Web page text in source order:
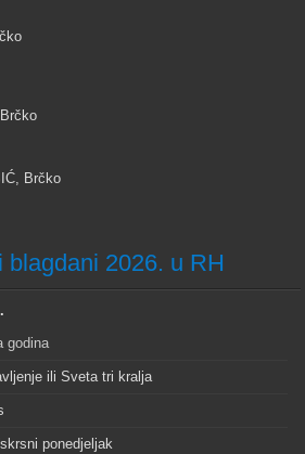
Brčko
blagdani 2026. u RH
godina
ili Sveta tri kralja
ponedjeljak